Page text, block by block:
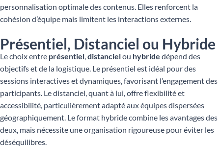
personnalisation optimale des contenus. Elles renforcent la
cohésion d’équipe mais limitent les interactions externes.
Présentiel, Distanciel ou Hybride
Le choix entre présentiel distancielou hybride dépend des
objectifs et de la logistique. Le présentiel est idéal pour des
sessions interactives et dynamiques, favorisant l’engagement des
participants. Le distanciel, quant à lui, offre flexibilité et
accessibilité, particulièrement adapté aux équipes dispersées
géographiquement. Le format hybride combine les avantages des
deux, mais nécessite une organisation rigoureuse pour éviter les
déséquilibres.